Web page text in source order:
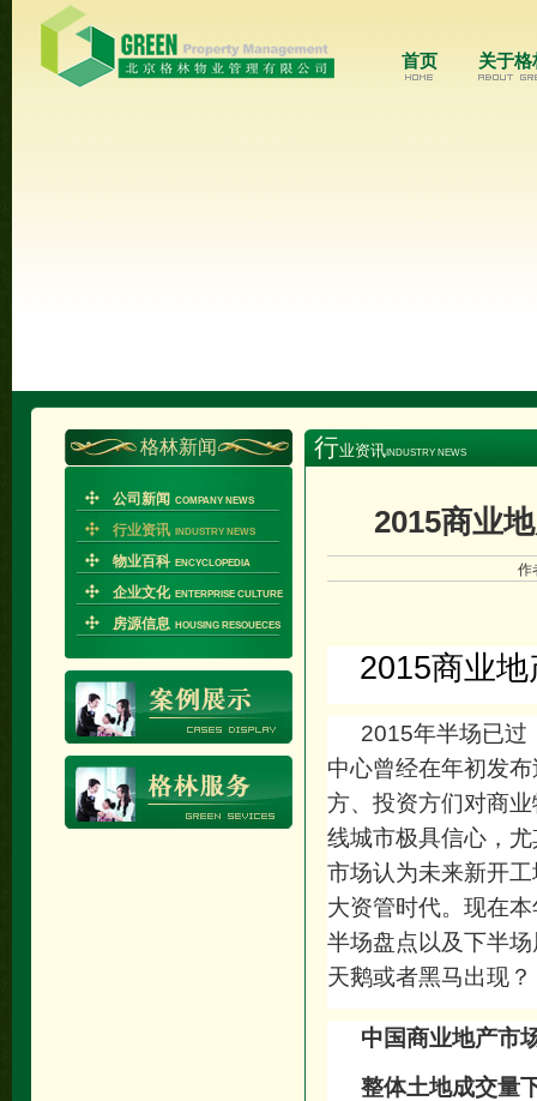
首页 关于格
格林新闻
公司新闻 COMPANY NEWS
行业资讯 INDUSTRY NEWS
物业百科 ENCYCLOPEDIA
企业文化 ENTERPRISE CULTURE
房源信息 HOUSING RESOUECES
行业资讯 INDUSTRY NEWS
2015商业
作
2015商业
2015年半场已过
中心曾经在年初发
方、投资方们对商
线城市极具信心，
市场认为未来新开
大资管时代。现在
半场盘点以及下半
天鹅或者黑马出现？
中国商业地产市
整体土地成交量